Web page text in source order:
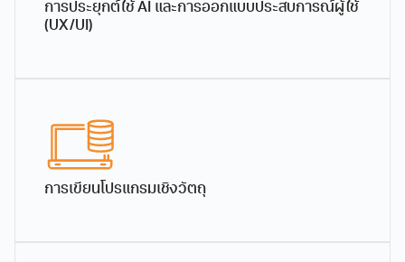
การประยุกต์ใช้ AI และการออกแบบประสบการณ์ผู้ใช้
(UX/UI)
การเขียนโปรแกรมเชิงวัตถุ
ผู้ช่วยศาสตราจารย์
ดร.ปรีดิ์ เที่ยงบูรณธรรม
อาจารย์ ดร.อภิชกา สิงห์